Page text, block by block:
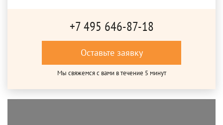
+7 495 646-87-18
Оставьте заявку
Мы свяжемся с вами в течение 5 минут